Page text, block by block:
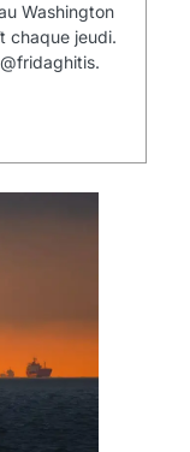
Washington
chaque jeudi.